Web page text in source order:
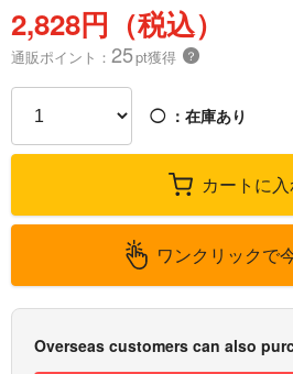
2,828円（税込）
通販ポイント： 25pt獲得 ？
◯ ：在庫あり
カートに
ワンクリックで
Overseas customers can also